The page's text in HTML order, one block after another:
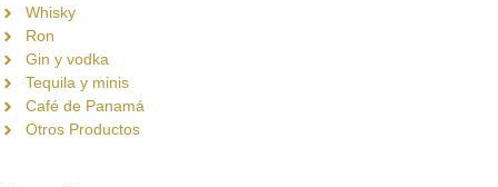
Whisky
Ron
Gin y vodka
Tequila y minis
Café de Panamá
Otros Productos